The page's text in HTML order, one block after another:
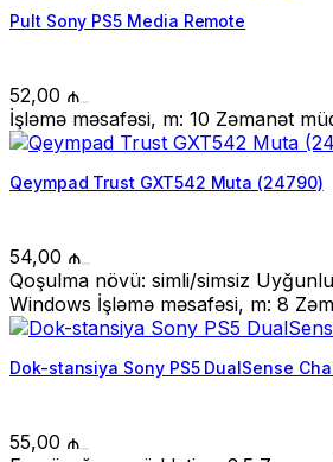
Pult Sony PS5 Media Remote
52,00 ₼
İşləmə məsafəsi, m: 10 Zəmanət
Qeympad Trust GXT542 Muta (24790)
54,00 ₼
Qoşulma növü: simli/simsiz
Windows İşləmə məsafəsi, m: 8
Dok-stansiya Sony PS5 DualSense
55,00 ₼